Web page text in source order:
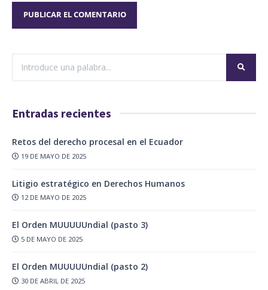
Entradas recientes
Retos del derecho procesal en el Ecuador
19 DE MAYO DE 2025
Litigio estratégico en Derechos Humanos
12 DE MAYO DE 2025
El Orden MUUUUUndial (pasto 3)
5 DE MAYO DE 2025
El Orden MUUUUUndial (pasto 2)
30 DE ABRIL DE 2025